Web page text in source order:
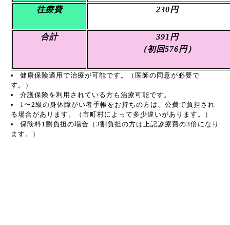
往療費 230円
合計 391 円
（初回576円）
健康保険適用で治療が可能です。（医師の同意が必要で
す。）
介護保険を利用されている方も治療可能です。
1〜2級の身体障がい者手帳をお持ちの方は、公費で負担され
る場合があります。（市町村によって多少違いがあります。）
保険料1割負担の場合（3割負担の方は上記診療費の3倍になり
ます。）